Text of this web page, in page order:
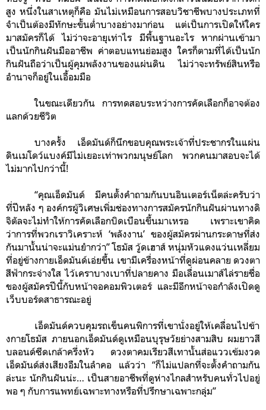
สูง หนึ่งในสาเหตุก็คือ มันไม่เหมือนการสอบวิชาชีพบางประเภทที่
จำเป็นต้องมีทักษะขั้นต่ำบางอย่างมาก่อน แต่เป็นการเปิดให้ใคร
มาสมัครก็ได้ ไม่ว่าจะอายุเท่าไร มีพื้นฐานอะไร หากผ่านเข้ามา
เป็นนักกินฝันมืออาชีพ ค่าตอบแทนย่อมสูง ใครก็ตามที่ได้เป็นนัก
กินฝันถือว่าเป็นผู้คุมพลังงานของแผ่นดิน ไม่ว่าจะทรัพย์สินหรือ
อำนาจก็อยู่ในเอื้อมมือ
ในขณะเดียวกัน การทดสอบระหว่างการคัดเลือกก็อาจต้อง
แลกด้วยชีวิต
บางครั้ง เอ็ดมันด์ก็นึกขอบคุณพระเจ้าที่ประชากรในแผ่น
ดินเมโดว์แบงค์มีไม่เยอะเท่าพวกมนุษย์โลก พวกคนมาสอบจะได้
ไม่มากไปกว่านี้!
“คุณเอ็ดมันด์ มีคนตั้งคำถามกันบนอินเตอร์เน็ตล่ะครับว่า
ที่ปีหลัง ๆ องค์กรผู้วิเศษเพิ่มช่องทางการสมัครนักกินฝันผ่านทางดิ
จิตัลจะไม่ทำให้การคัดเลือกบิดเบือนขึ้นมาเหรอ เพราะเขาคิด
ว่าการที่พวกเราวิเคราะห์ ‘พลังงาน’ ของผู้สมัครผ่านกระดาษที่ส่ง
กันมานั้นน่าจะแม่นยำกว่า” โธมัส วู้ดเฮาส์ หนุ่มหัวแดงแว่นเหลี่ยม
ที่อยู่ข้างกายเอ็ดมันด์เอ่ยขึ้น เขามีเครื่องหน้าที่ดูผ่อนคลาย ดวงตา
สีฟ้ากระจ่างใส ไว้เคราบางเบาที่ปลายคาง มือเลื่อนเมาส์ไล่รายชื่อ
ของผู้สมัครปีนี้กับหน้าจอคอมพิวเตอร์ และมีอีกหน้าจอกำลังเปิดดู
เว็บบอร์ดสาธารณะอยู่
เอ็ดมันด์ควบคุมรถเข็นคนพิการที่เขานั่งอยู่ให้เคลื่อนไปข้า
งกายโธมัส ภายนอกเอ็ดมันด์ดูเหมือนบุรุษวัยย่างสามสิบ ผมยาวสี
บลอนด์ซีดเกล้าครึ่งหัว ดวงตาคมเรียวสีเทานั้นส่อแววเข้มงวด
เอ็ดมันด์ส่งเสียงอืมในลำคอ แล้วว่า “ก็ไม่แปลกที่จะตั้งคำถามกัน
ล่ะนะ นักกินฝันน่ะ… เป็นสายอาชีพที่ดูห่างไกลสำหรับคนทั่วไปอยู่
พอ ๆ กับการแพทย์เฉพาะทางหรือที่ปรึกษาเฉพาะกลุ่ม”